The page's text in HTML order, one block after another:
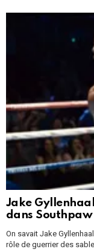
Jake
dans Southpaw
On savait Jake
rôle de guerrier des